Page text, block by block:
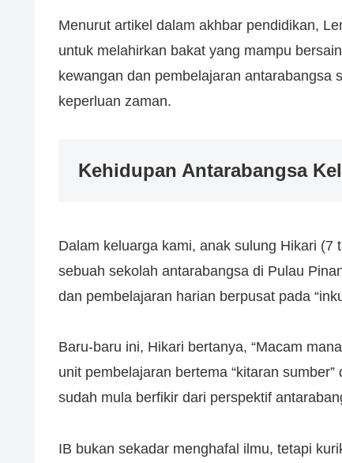
Menurut artikel dalam akhbar pendidikan,
untuk melahirkan bakat yang mampu
kewangan dan pembelajaran antarabangsa
keperluan zaman.
Kehidupan Antarabangsa
Dalam keluarga kami, anak sulung Hikari
sebuah sekolah antarabangsa di Pulau
dan pembelajaran harian berpusat pada
Baru-baru ini, Hikari bertanya, “Macam
unit pembelajaran bertema “kitaran
sudah mula berfikir dari perspektif
IB bukan sekadar menghafal ilmu, tetapi